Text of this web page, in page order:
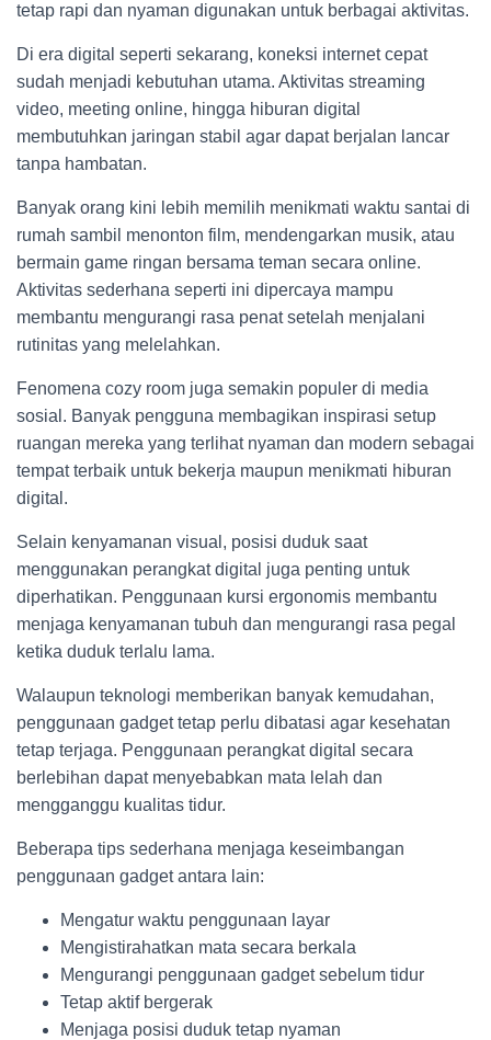
tetap rapi dan nyaman digunakan untuk berbagai aktivitas.
Di era digital seperti sekarang, koneksi internet cepat
sudah menjadi kebutuhan utama. Aktivitas streaming
video, meeting online, hingga hiburan digital
membutuhkan jaringan stabil agar dapat berjalan lancar
tanpa hambatan.
Banyak orang kini lebih memilih menikmati waktu santai di
rumah sambil menonton film, mendengarkan musik, atau
bermain game ringan bersama teman secara online.
Aktivitas sederhana seperti ini dipercaya mampu
membantu mengurangi rasa penat setelah menjalani
rutinitas yang melelahkan.
Fenomena cozy room juga semakin populer di media
sosial. Banyak pengguna membagikan inspirasi setup
ruangan mereka yang terlihat nyaman dan modern sebagai
tempat terbaik untuk bekerja maupun menikmati hiburan
digital.
Selain kenyamanan visual, posisi duduk saat
menggunakan perangkat digital juga penting untuk
diperhatikan. Penggunaan kursi ergonomis membantu
menjaga kenyamanan tubuh dan mengurangi rasa pegal
ketika duduk terlalu lama.
Walaupun teknologi memberikan banyak kemudahan,
penggunaan gadget tetap perlu dibatasi agar kesehatan
tetap terjaga. Penggunaan perangkat digital secara
berlebihan dapat menyebabkan mata lelah dan
mengganggu kualitas tidur.
Beberapa tips sederhana menjaga keseimbangan
penggunaan gadget antara lain:
Mengatur waktu penggunaan layar
Mengistirahatkan mata secara berkala
Mengurangi penggunaan gadget sebelum tidur
Tetap aktif bergerak
Menjaga posisi duduk tetap nyaman